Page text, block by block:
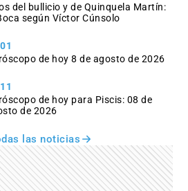
del bullicio y de Quinquela Martín:
según Víctor Cúnsolo
de hoy 8 de agosto de 2026
de hoy para Piscis: 08 de
de 2026
las noticias